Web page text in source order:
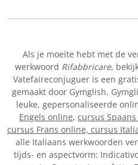
Als je moeite hebt met de
werkwoord Rifabbricare,
Vatefaireconjuguer is een
gemaakt door Gymglish.
leuke, gepersonaliseerde
Engels online, cursus
cursus Frans online, cursus
alle Italiaans werkwoorden
tijds- en aspectvorm: